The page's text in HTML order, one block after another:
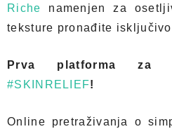
Riche namenjen za
teksture pronađite
Prva platforma za
#SKINRELIEF!
Online pretraživanja o